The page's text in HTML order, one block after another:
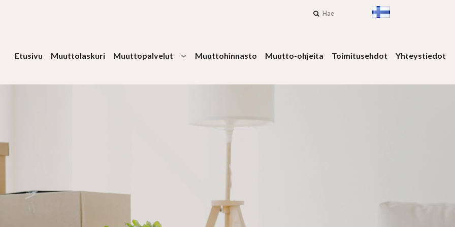
Hae
Etusivu Muuttolaskuri Muuttopalvelut Muuttohinnasto Muutto-ohjeita Toimitusehdot Yhteystiedot